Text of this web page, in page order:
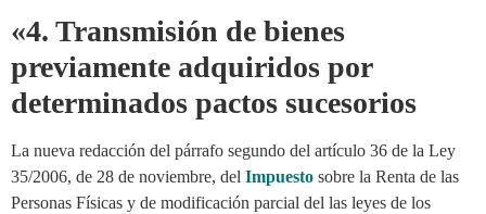
«4. Transmisión de bienes
previamente adquiridos por
determinados pactos sucesorios
La nueva redacción del párrafo segundo del artículo 36 de la Ley
35/2006, de 28 de noviembre, del Impuesto sobre la Renta de las
Personas Físicas y de modificación parcial del las leyes de los